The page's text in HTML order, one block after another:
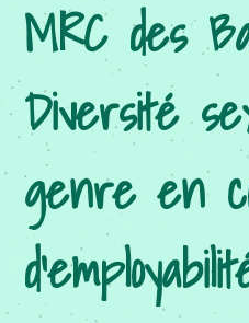
MRC des
Diversité
genre en